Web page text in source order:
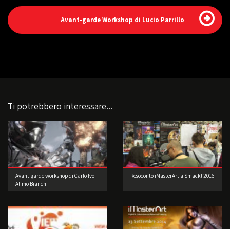
Avant-garde Workshop di Lucio Parrillo
Ti potrebbero interessare...
Avant-garde workshop di Carlo Ivo
Alimo Bianchi
Resoconto iMasterArt a Smack! 2016